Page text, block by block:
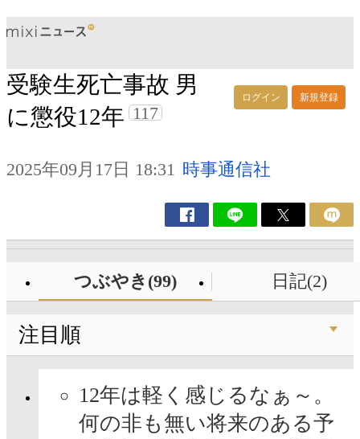
ログイン 新規登録
受験生死亡事故 男
に懲役12年 117
2025年09月17日 18:31 時事通信社
つぶやき(99) 日記(2)
注目順
12年は軽く感じるなぁ～。
何の非も無い将来のある予